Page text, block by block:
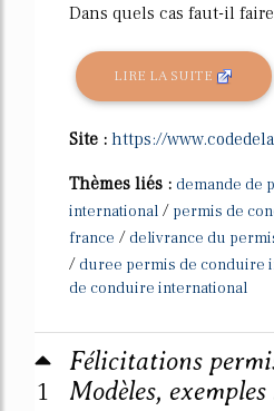
Dans quels cas faut-il
LIRE LA SUITE
Site : https://
Thèmes liés : demande de
international / permis de
france / delivrance du
/ duree permis de conduire
de conduire international
1
Félicitations
Modèles, exemples